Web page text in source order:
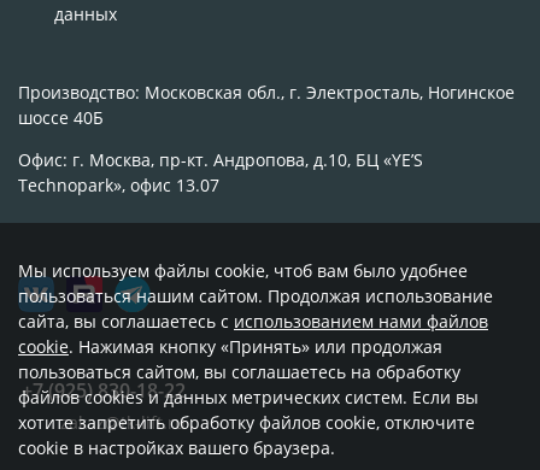
данных
Производство: Московская обл., г. Электросталь, Ногинское
шоссе 40Б
Офис: г. Москва, пр-кт. Андропова, д.10, БЦ «YE’S
Technopark», офис 13.07
+7 (925) 830-18-22
zakaz@tk-lift.ru
Мы используем файлы cookie, чтоб вам было удобнее
пользоваться нашим сайтом. Продолжая использование
сайта, вы соглашаетесь с использованием нами файлов
cookie. Нажимая кнопку «Принять» или продолжая
пользоваться сайтом, вы соглашаетесь на обработку
файлов cookies и данных метрических систем. Если вы
хотите запретить обработку файлов cookie, отключите
cookie в настройках вашего браузера.